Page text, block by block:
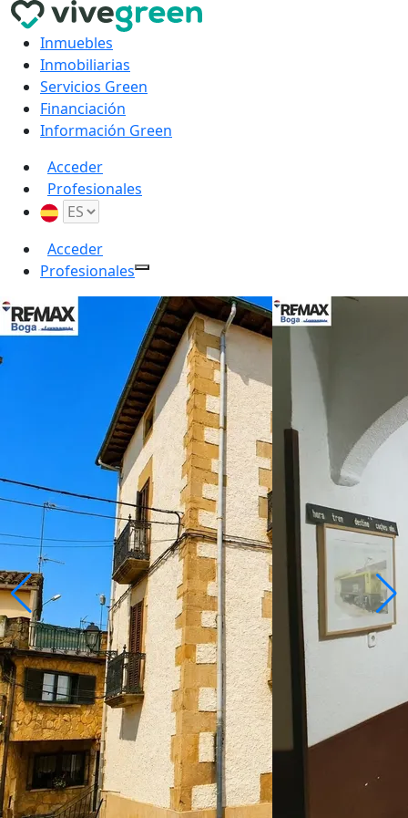
Inmuebles
Inmobiliarias
Servicios Green
Financiación
Información Green
Acceder
Profesionales
Acceder
Profesionales